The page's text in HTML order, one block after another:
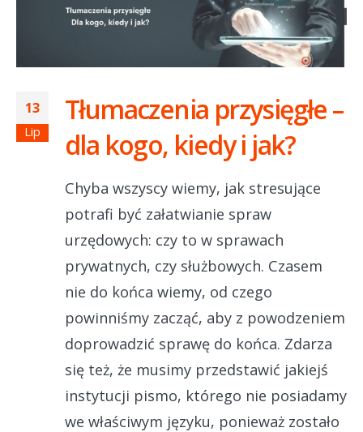
13
Lip
Tłumaczenia przysięgłe –
dla kogo, kiedy i jak?
Chyba wszyscy wiemy, jak stresujące
potrafi być załatwianie spraw
urzędowych: czy to w sprawach
prywatnych, czy służbowych. Czasem
nie do końca wiemy, od czego
powinniśmy zacząć, aby z powodzeniem
doprowadzić sprawę do końca. Zdarza
się też, że musimy przedstawić jakiejś
instytucji pismo, którego nie posiadamy
we właściwym języku, ponieważ zostało